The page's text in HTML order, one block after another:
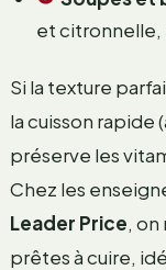
et citronnelle,
Si la texture
la cuisson rapide
préserve les
Chez les
Leader Price,
prêtes à cuire,